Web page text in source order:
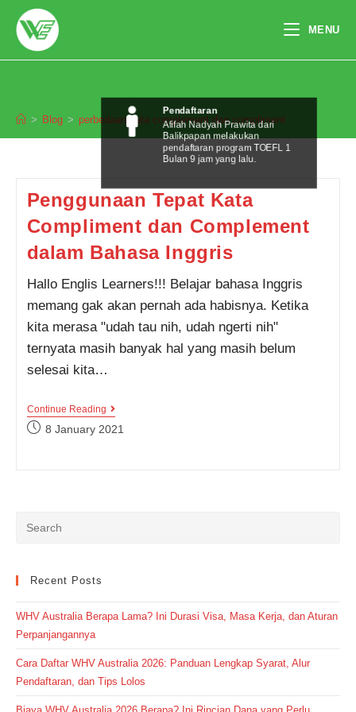
content
MENU
compliment
> Blog > perbedaan kata complement dan compliment
Penggunaan Tepat Kata
Compliment dan Complement
dalam Bahasa Inggris
Hallo Englis Learners!!! Belajar bahasa Inggris
memang gak akan pernah ada habisnya. Ketika
kita merasa "udah tau nih, udah ngerti nih"
ternyata masih banyak hal yang masih belum
selesai kita…
Continue ReadingPenggunaan
Kata
Post8 January 2021
Recent Posts
WHV Australia Berapa Lama? Ini Durasi Visa, Masa Kerja, dan Aturan
Perpanjangannya
Cara Daftar WHV Australia 2026: Panduan Lengkap Syarat, Alur
Pendaftaran, dan Tips Lolos
Pendaftaran
Afifah Nadyah Prawita dari
Balikpapan melakukan
pendaftaran program TOEFL 1
Bulan 9 jam yang lalu.